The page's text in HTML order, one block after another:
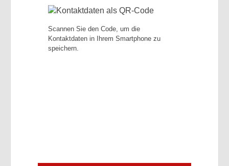
Scannen Sie den Code, um die
Kontaktdaten in Ihrem Smartphone zu
speichern.